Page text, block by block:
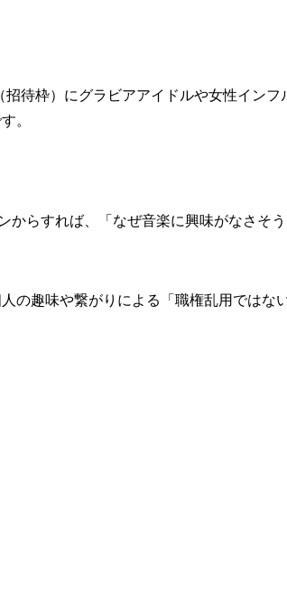
待枠）にグラビアアイドルや女性インフ
。
からすれば、「なぜ音楽に興味がなさそ
の趣味や繋がりによる「職権乱用ではない